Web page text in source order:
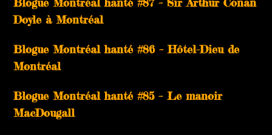
Doyle à Montréal
Blogue Montréal hanté #86 – Hôtel-Dieu de
Montréal
Blogue Montréal hanté #85 – Le manoir
MacDougall